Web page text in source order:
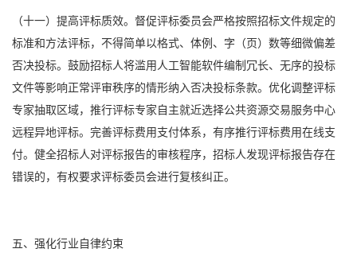
（十一）提高评标质效。督促评标委员会严格按照招标文件规定的
标准和方法评标，不得简单以格式、体例、字（页）数等细微偏差
否决投标。鼓励招标人将滥用人工智能软件编制冗长、无序的投标
文件等影响正常评审秩序的情形纳入否决投标条款。优化调整评标
专家抽取区域，推行评标专家自主就近选择公共资源交易服务中心
远程异地评标。完善评标费用支付体系，有序推行评标费用在线支
付。健全招标人对评标报告的审核程序，招标人发现评标报告存在
错误的，有权要求评标委员会进行复核纠正。
五、强化行业自律约束